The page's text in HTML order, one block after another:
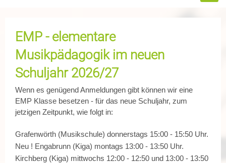
EMP - elementare
Musikpädagogik im neuen
Schuljahr 2026/27
Wenn es genügend Anmeldungen gibt können wir eine
EMP Klasse besetzen - für das neue Schuljahr, zum
jetzigen Zeitpunkt, wie folgt in:
Grafenwörth (Musikschule) donnerstags 15:00 - 15:50 Uhr.
Neu ! Engabrunn (Kiga) montags 13:00 - 13:50 Uhr.
Kirchberg (Kiga) mittwochs 12:00 - 12:50 und 13:00 - 13:50